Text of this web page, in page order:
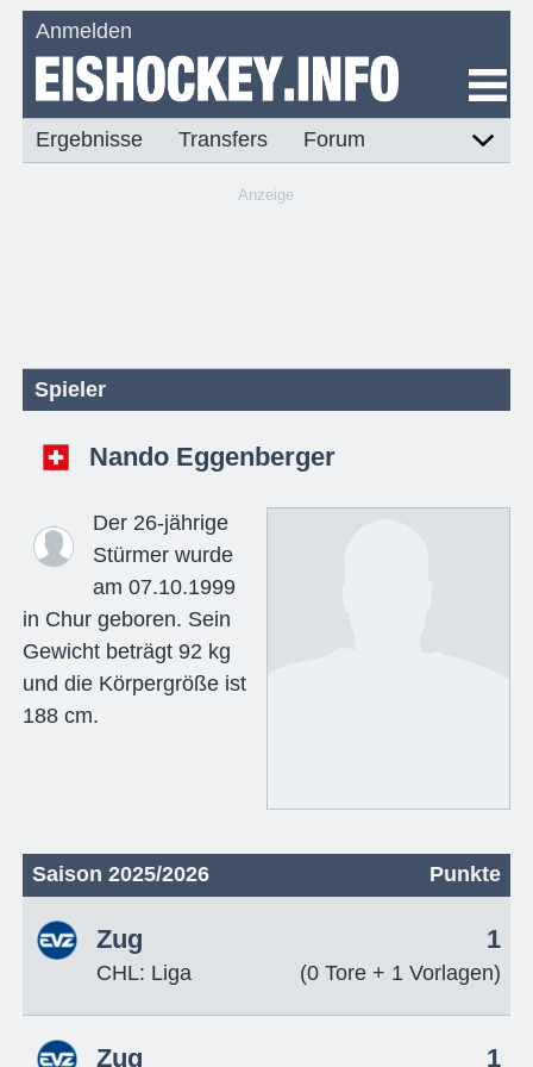
Anmelden
Ergebnisse Transfers Forum
Anzeige
Spieler
Nando Eggenberger
Der 26-jährige
Stürmer wurde
am 07.10.1999
in Chur geboren. Sein
Gewicht beträgt 92 kg
und die Körpergröße ist
188 cm.
Saison 2025/2026 Punkte
Zug
CHL: Liga
1
(0 Tore + 1 Vorlagen)
Zug 1